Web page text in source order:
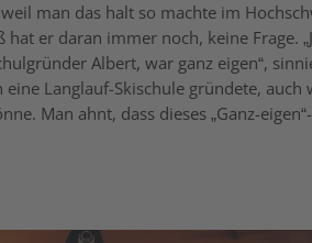
man das halt so machte im
er daran immer noch, keine Frage.
Albert, war ganz eigen“,
Langlauf-Skischule gründete,
Man ahnt, dass dieses „Ganz-